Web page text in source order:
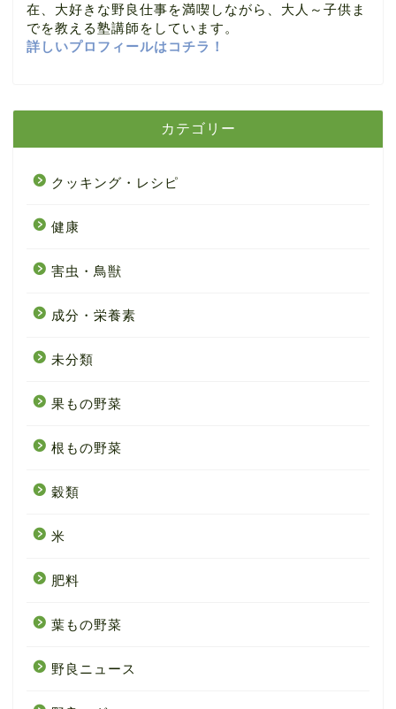
在、大好きな野良仕事を満喫しながら、大人～子供ま
でを教える塾講師をしています。
詳しいプロフィールはコチラ！
カテゴリー
クッキング・レシピ
健康
害虫・鳥獣
成分・栄養素
未分類
果もの野菜
根もの野菜
穀類
米
肥料
葉もの野菜
野良ニュース